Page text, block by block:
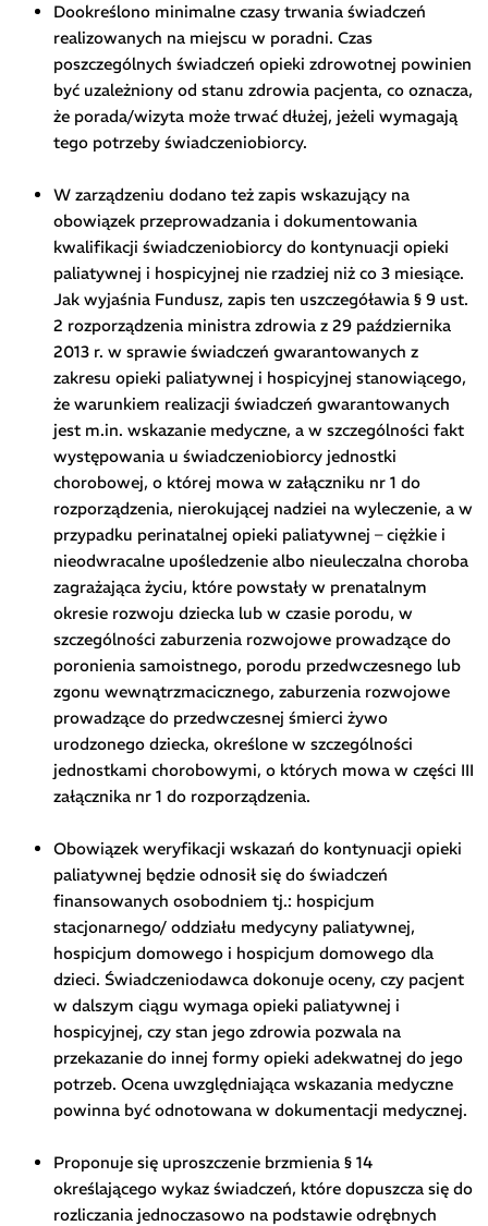
Dookreślono minimalne czasy trwania świadczeń
realizowanych na miejscu w poradni. Czas
poszczególnych świadczeń opieki zdrowotnej powinien
być uzależniony od stanu zdrowia pacjenta, co oznacza,
że porada/wizyta może trwać dłużej, jeżeli wymagają
tego potrzeby świadczeniobiorcy.
W zarządzeniu dodano też zapis wskazujący na
obowiązek przeprowadzania i dokumentowania
kwalifikacji świadczeniobiorcy do kontynuacji opieki
paliatywnej i hospicyjnej nie rzadziej niż co 3 miesiące.
Jak wyjaśnia Fundusz, zapis ten uszczegóławia § 9 ust.
2 rozporządzenia ministra zdrowia z 29 października
2013 r. w sprawie świadczeń gwarantowanych z
zakresu opieki paliatywnej i hospicyjnej stanowiącego,
że warunkiem realizacji świadczeń gwarantowanych
jest m.in. wskazanie medyczne, a w szczególności fakt
występowania u świadczeniobiorcy jednostki
chorobowej, o której mowa w załączniku nr 1 do
rozporządzenia, nierokującej nadziei na wyleczenie, a w
przypadku perinatalnej opieki paliatywnej – ciężkie i
nieodwracalne upośledzenie albo nieuleczalna choroba
zagrażająca życiu, które powstały w prenatalnym
okresie rozwoju dziecka lub w czasie porodu, w
szczególności zaburzenia rozwojowe prowadzące do
poronienia samoistnego, porodu przedwczesnego lub
zgonu wewnątrzmacicznego, zaburzenia rozwojowe
prowadzące do przedwczesnej śmierci żywo
urodzonego dziecka, określone w szczególności
jednostkami chorobowymi, o których mowa w części III
załącznika nr 1 do rozporządzenia.
Obowiązek weryfikacji wskazań do kontynuacji opieki
paliatywnej będzie odnosił się do świadczeń
finansowanych osobodniem tj.: hospicjum
stacjonarnego/ oddziału medycyny paliatywnej,
hospicjum domowego i hospicjum domowego dla
dzieci. Świadczeniodawca dokonuje oceny, czy pacjent
w dalszym ciągu wymaga opieki paliatywnej i
hospicyjnej, czy stan jego zdrowia pozwala na
przekazanie do innej formy opieki adekwatnej do jego
potrzeb. Ocena uwzględniająca wskazania medyczne
powinna być odnotowana w dokumentacji medycznej.
Proponuje się uproszczenie brzmienia § 14
określającego wykaz świadczeń, które dopuszcza się do
rozliczania jednoczasowo na podstawie odrębnych